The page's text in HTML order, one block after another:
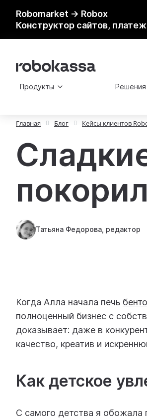
Robomarket → Robox
Конструктор сайтов,
Продукты Решения
Главная Блог Кейсы клиентов
Татьяна Федорова, редактор
Когда Алла начала печь
полноценный бизнес с
доказывает: даже в
качество, креатив и
Как детское
С самого детства я обожала